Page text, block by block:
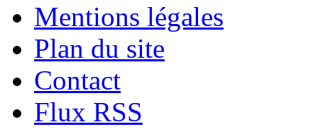
Mentions légales
Plan du site
Contact
Flux RSS